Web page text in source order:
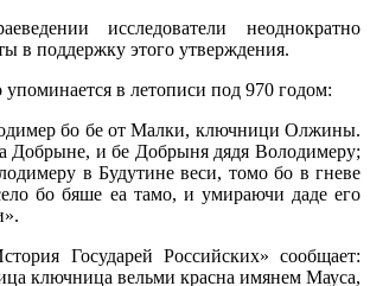
исследователи неоднократно
в поддержку этого утверждения.
в летописи под 970 годом:
бо бе от Малки, ключници Олжины.
Добрыне, и бе Добрыня дядя Володимеру;
в Будутине веси, томо бо в гневе
бо бяше еа тамо, и умираючи даде его
Государей Российских» сообщает:
ключница вельми красна имянем Мауса,